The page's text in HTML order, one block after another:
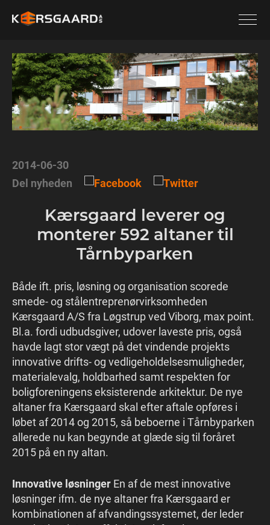
2014-06-30
Del nyheden
Kærsgaard leverer og
monterer 592 altaner til
Tårnbyparken
Både ift. pris, løsning og organisation scorede
smede- og stålentreprenørvirksomheden
Kærsgaard A/S fra Løgstrup ved Viborg, max point.
Bl.a. fordi udbudsgiver, udover laveste pris, også
havde lagt stor vægt på det vindende projekts
innovative drifts- og vedligeholdelsesmuligheder,
materialevalg, holdbarhed samt respekten for
boligforeningens eksisterende arkitektur. De nye
altaner fra Kærsgaard skal efter aftale opføres i
løbet af 2014 og 2015, så beboerne i Tårnbyparken
allerede nu kan begynde at glæde sig til foråret
2015 på en ny altan.
Innovative løsninger En af de mest innovative
løsninger ifm. de nye altaner fra Kærsgaard er
kombinationen af afvandingssystemet, der leder